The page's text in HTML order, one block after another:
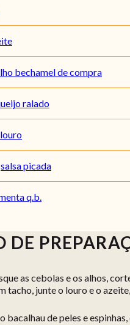
bechamel de compra
ralado
louro
salsa picada
q.b.
DE
as cebolas e os alhos,
tacho, junte o louro e o
bacalhau de peles e